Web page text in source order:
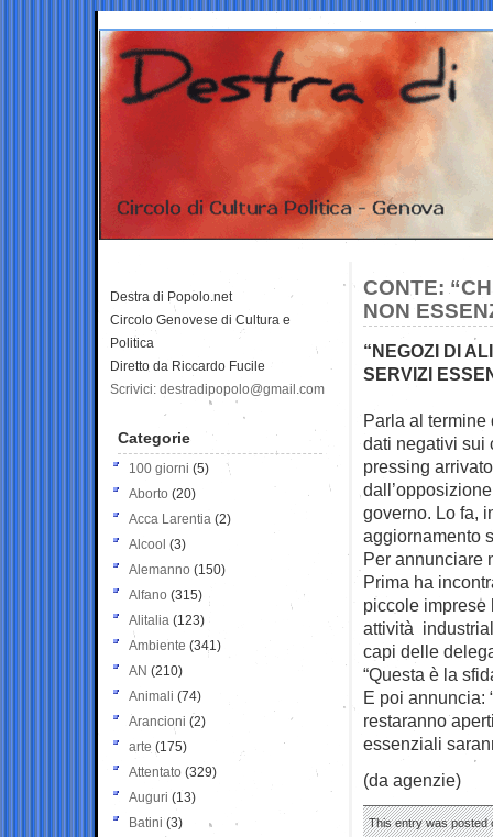
CONTE:
NON
“NEGOZI DI
SERVIZI
Parla al termine
dati negativi sui
pressing
governo. Lo fa,
aggiornamento
Per annunciare
Prima ha
piccole imprese
attività
capi delle
“Questa è la
E poi annuncia:
restaranno
essenziali
(da agenzie)
This entry was posted
Destra di Popolo.net
Circolo Genovese di Cultura e
Politica
Diretto da Riccardo Fucile
Scrivici: destradipopolo@gmail.com
Categorie
100 giorni (5)
Aborto (20)
Acca Larentia (2)
Alcool (3)
Alemanno (150)
Alfano (315)
Alitalia (123)
Ambiente (341)
AN (210)
Animali (74)
Arancioni (2)
arte (175)
Attentato (329)
Auguri (13)
Batini (3)